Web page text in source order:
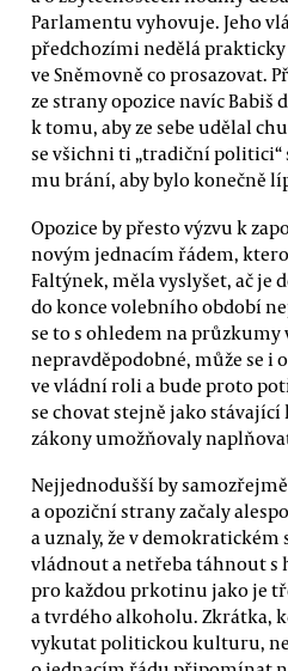
Parlamentu vyhovuje. Jeho
předchozími nedělá
ve Sněmovně co prosazovat.
ze strany opozice navíc Babiš
k tomu, aby ze sebe udělal
se všichni ti „tradiční
mu brání, aby bylo konečně
Opozice by přesto výzvu k
novým jednacím řádem,
Faltýnek, měla vyslyšet, ač je
do konce volebního období
se to s ohledem na
nepravděpodobné, může se i
ve vládní roli a bude proto
se chovat stejně jako
zákony umožňovaly
Nejjednodušší by
a opoziční strany začaly
a uznaly, že v demokratickém
vládnout a netřeba táhnout
pro každou prkotinu jako je
a tvrdého alkoholu. Zkrátka,
vykutat politickou kulturu,